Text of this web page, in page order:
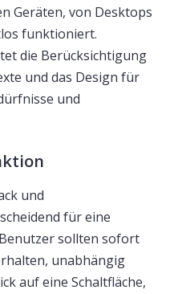
Geräten, von Desktops
funktioniert.
die Berücksichtigung
und das Design für
und
und
für eine
sollten sofort
unabhängig
auf eine Schaltfläche,